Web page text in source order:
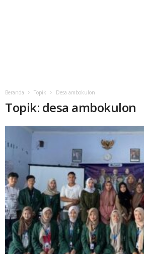
Beranda Topik Desa ambokulon
Topik: desa ambokulon